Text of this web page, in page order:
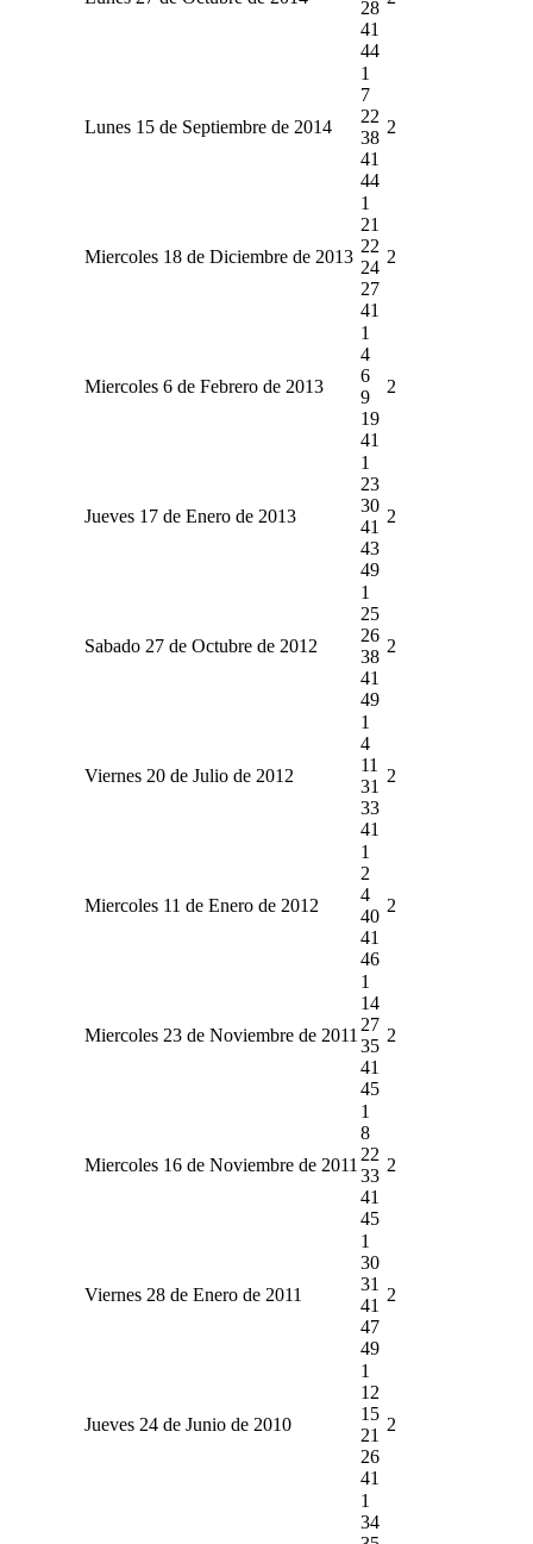
28
41
44
Lunes 15 de Septiembre de 2014
1
7
22
38
41
44
2
Miercoles 18 de Diciembre de 2013
1
21
22
24
27
41
2
Miercoles 6 de Febrero de 2013
1
4
6
9
19
41
2
Jueves 17 de Enero de 2013
1
23
30
41
43
49
2
Sabado 27 de Octubre de 2012
1
25
26
38
41
49
2
Viernes 20 de Julio de 2012
1
4
11
31
33
41
2
Miercoles 11 de Enero de 2012
1
2
4
40
41
46
2
Miercoles 23 de Noviembre de 2011
1
14
27
35
41
45
2
Miercoles 16 de Noviembre de 2011
1
8
22
33
41
45
2
Viernes 28 de Enero de 2011
1
30
31
41
47
49
2
Jueves 24 de Junio de 2010
1
12
15
21
26
41
2
1
34